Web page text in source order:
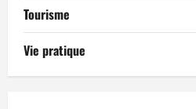
Tourisme
Vie pratique